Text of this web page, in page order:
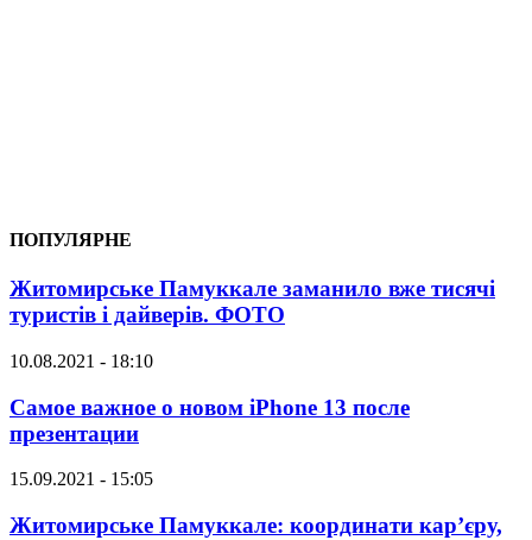
ПОПУЛЯРНЕ
Житомирське Памуккале заманило вже тисячі
туристів і дайверів. ФОТО
10.08.2021 - 18:10
Самое важное о новом iPhone 13 после
презентации
15.09.2021 - 15:05
Житомирське Памуккале: координати кар’єру,